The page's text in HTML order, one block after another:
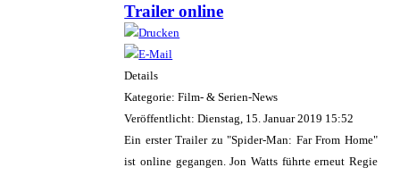
Trailer online
Details
Kategorie: Film- & Serien-News
Veröffentlicht: Dienstag, 15. Januar 2019 15:52
Ein erster Trailer zu "Spider-Man: Far From Home"
ist online gegangen. Jon Watts führte erneut Regie